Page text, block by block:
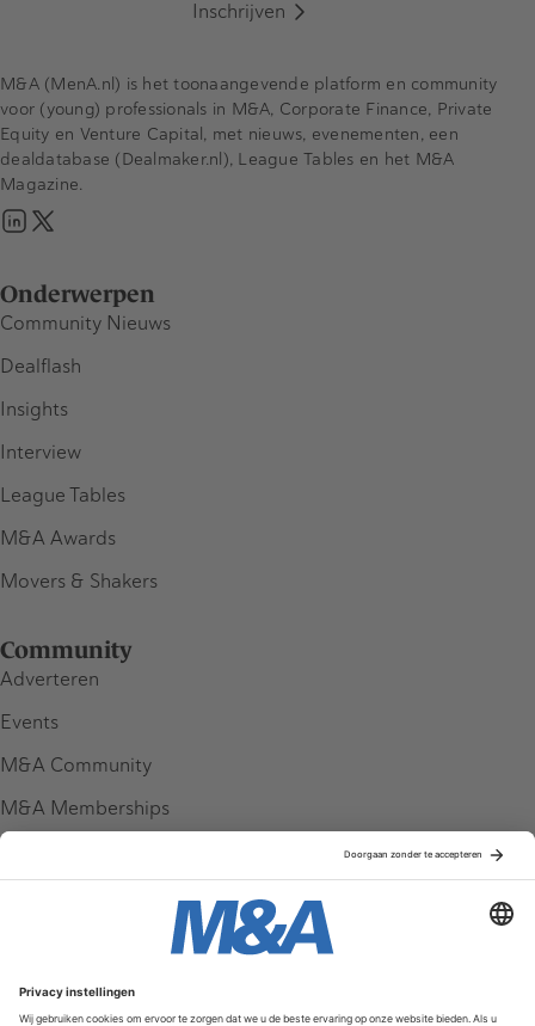
Inschrijven
Onderwerpen
Community Nieuws
Dealflash
Insights
Interview
League Tables
M&A Awards
Movers & Shakers
Community
Adverteren
Events
M&A Community
M&A Memberships
Service & Contact
M&A (MenA.nl) is het toonaangevende platform en community
voor (young) professionals in M&A, Corporate Finance, Private
Equity en Venture Capital, met nieuws, evenementen, een
dealdatabase (Dealmaker.nl), League Tables en het M&A
Magazine.